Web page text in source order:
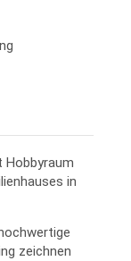
Hobbyraum
in
zeichnen